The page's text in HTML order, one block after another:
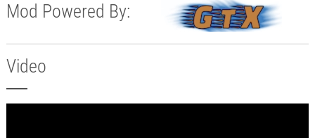
Mod Powered By:
Video